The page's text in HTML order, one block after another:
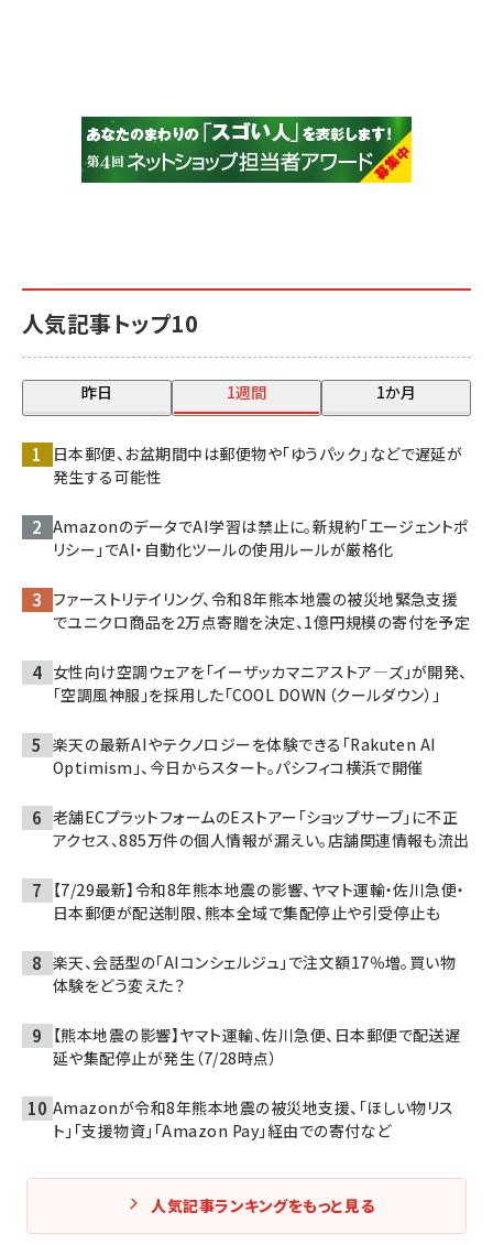
人気記事トップ10
昨日 1週間 1か月
日本郵便、お盆期間中は郵便物や「ゆうパック」などで遅延が
発生する可能性
AmazonのデータでAI学習は禁止に。新規約「エージェントポ
リシー」でAI・自動化ツールの使用ルールが厳格化
ファーストリテイリング、令和8年熊本地震の被災地緊急支援
でユニクロ商品を2万点寄贈を決定、1億円規模の寄付を予定
女性向け空調ウェアを「イーザッカマニアストア―ズ」が開発、
「空調風神服」を採用した「COOL DOWN（クールダウン）」
楽天の最新AIやテクノロジーを体験できる「Rakuten AI
Optimism」、今日からスタート。パシフィコ横浜で開催
老舗ECプラットフォームのEストアー「ショップサーブ」に不正
アクセス、885万件の個人情報が漏えい。店舗関連情報も流出
【7/29最新】令和8年熊本地震の影響、ヤマト運輸・佐川急便・
日本郵便が配送制限、熊本全域で集配停止や引受停止も
楽天、会話型の「AIコンシェルジュ」で注文額17％増。買い物
体験をどう変えた？
【熊本地震の影響】ヤマト運輸、佐川急便、日本郵便で配送遅
延や集配停止が発生（7/28時点）
Amazonが令和8年熊本地震の被災地支援、「ほしい物リス
ト」「支援物資」「Amazon Pay」経由での寄付など
人気記事ランキングをもっと見る